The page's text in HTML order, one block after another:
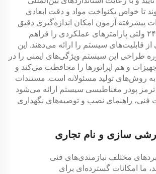
تا خواص یکنواخت مواد و دقت ابعادی
پیشرفته آزمون امکان اندازه‌گیری دقیق
پارامترهای عملکردی را فراهم
از قابلیت‌های سیستم را ارائه می‌دهند. این
طراحی این سیستم ویژگی‌های ایمنی را در
و هم اپراتورها را محافظت می‌کند و
به روش‌های تولید مسئولانه است. مستندات
ترمز پودر مغناطیسی سیستم ارائه می‌شود
راهنمای نصب و توصیه‌های نگهداری
سازی و نام تجاری
مختلف نیازمندی‌های فنی
ما امکانات گسترده‌ای برای